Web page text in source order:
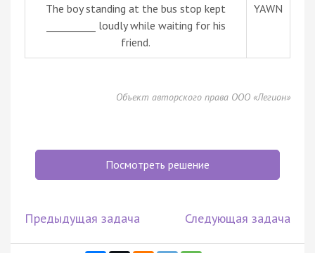
The boy standing at the bus stop kept
__________ loudly while waiting for his
friend.
YAWN
Объект авторского права ООО «Легион»
Посмотреть решение
Предыдущая задача Следующая задача